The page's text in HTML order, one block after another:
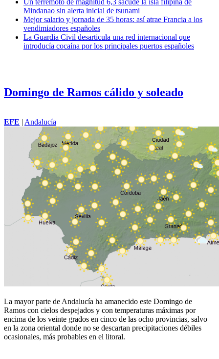
Un terremoto de magnitud 6,3 sacude la isla filipina de
Mindanao sin alerta inicial de tsunami
Mejor salario y jornada de 35 horas: así atrae Francia a los
vendimiadores españoles
La Guardia Civil desarticula una red internacional que
introducía cocaína por los principales puertos españoles
Domingo de Ramos cálido y soleado
EFE | Andalucía
La mayor parte de Andalucía ha amanecido este Domingo de
Ramos con cielos despejados y con temperaturas máximas por
encima de los veinte grados en cinco de las ocho provincias, salvo
en la zona oriental donde no se descartan precipitaciones débiles
ocasionales, más probables en el litoral.